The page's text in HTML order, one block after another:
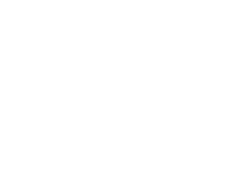
tizenegy órát dolgozó alkalmazottakban